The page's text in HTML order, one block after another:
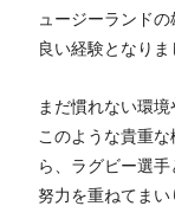
ュージーランド
良い経験となりま
まだ慣れない環
このような貴重
ら、ラグビー選
努力を重ねてまい